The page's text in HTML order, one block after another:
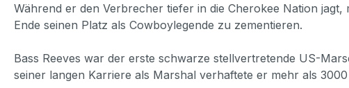
Während er den Verbrecher tiefer in die Cherokee Nation
Ende seinen Platz als Cowboylegende zu zementieren.
Bass Reeves war der erste schwarze stellvertretende US-
seiner langen Karriere als Marshal verhaftete er mehr als